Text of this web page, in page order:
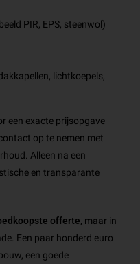
PIR, EPS, steenwol)
lichtkoepels,
een exacte prijsopgave
op te nemen met
Alleen na een
en transparante
offerte, maar in
Een paar honderd euro
een goede